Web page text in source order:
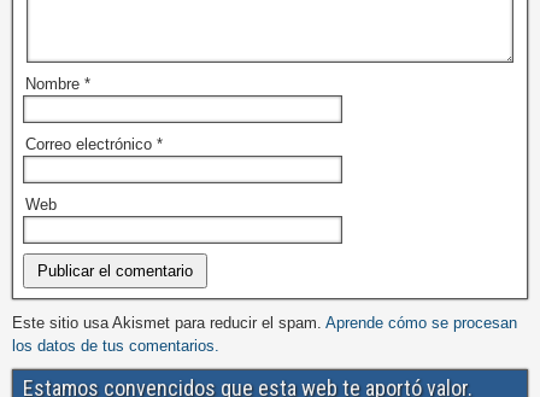
Nombre *
Correo electrónico *
Web
Este sitio usa Akismet para reducir el spam. Aprende cómo se procesan
los datos de tus comentarios.
Estamos convencidos que esta web te aportó valor.